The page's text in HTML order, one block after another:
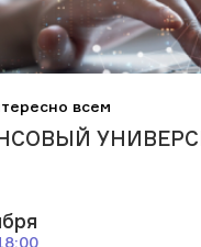
всем